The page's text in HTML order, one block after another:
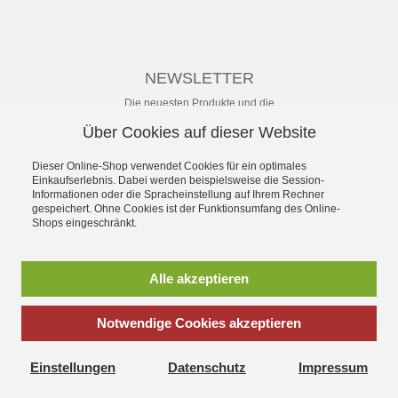
NEWSLETTER
Die neuesten Produkte und die
Ihr nichts mehr verpasst.
Abonnieren
Versandkosten** unverbindliche Preisempfehlung
des Herstellers
SchuhWolf - das Erlebnis-Schuhhaus für die ganze Familie.
lieferbaren aktuellen Modellen vieler Hersteller und persönlichem
Über Cookies auf dieser Website
Dieser Online-Shop verwendet Cookies für ein optimales
Einkaufserlebnis. Dabei werden beispielsweise die Session-
Informationen oder die Spracheinstellung auf Ihrem Rechner
gespeichert. Ohne Cookies ist der Funktionsumfang des Online-
Shops eingeschränkt.
Alle akzeptieren
Notwendige Cookies akzeptieren
Einstellungen Datenschutz Impressum